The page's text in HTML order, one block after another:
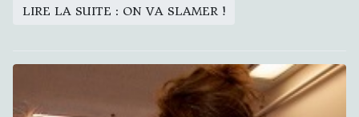
LIRE LA SUITE : ON VA SLAMER !